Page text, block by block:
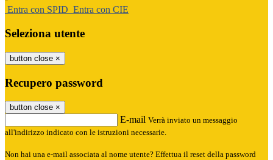
Entra con SPID Entra con CIE
Seleziona utente
button close ×
Recupero password
button close ×
E-mail Verrà inviato un messaggio
all'indirizzo indicato con le istruzioni necessarie.
Non hai una e-mail associata al nome utente? Effettua il reset della password